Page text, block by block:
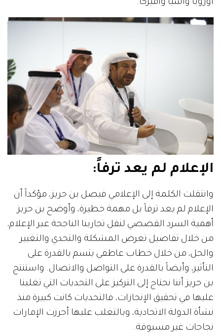
أوروبا وآسيا وأميركا.
الإعلام لم يعد ترفاً:
وانتقلت الكلمة إلى الإعلامي فيصل بن حريز، مؤكداً أن
الإعلام لم يعد ترفاً بل مهمة خطيرة، وأوضح بن حريز
أهمية السرد القصصي لنقل تجاربنا الناجحة عبر الإعلام،
من خلال تفاصيل تعرض المشكلة والتحدي والتغيير
والحل، من خلال خطاب عاطفي يتسم بالقدرة على
التأثير، وأيضاً بالقدرة على التواصل والاتصال. واستنتج
بن حريز أننا نحتاج إلى التركيز على التحديات التي تغلبنا
عليها في تحقيق الإنجازات، فالتحديات كانت كبيرة منذ
نشأة الدولة الاتحادية، وبالتغلب عليها أحرزت الإمارات
نجاحات غير مسبوقة.